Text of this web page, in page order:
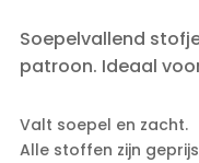
Soepelvallend
patroon. Ideaal
Valt soepel en zacht.
Alle stoffen zijn